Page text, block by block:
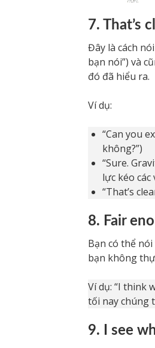
7. That’s
Đây là cách
bạn nói”) và
đó đã hiểu ra.
Ví dụ:
“Can you
không?”)
“Sure.
lực kéo các
“That’s
8. Fair
Bạn có thể
bạn không
Ví dụ: “I think
tối nay chúng
9. I see